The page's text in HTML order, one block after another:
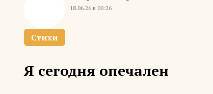
18.06.26 в 00:26
Стихи
Я сегодня опечален